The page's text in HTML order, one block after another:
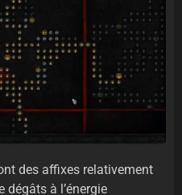
des affixes relativement
dégâts à l’énergie